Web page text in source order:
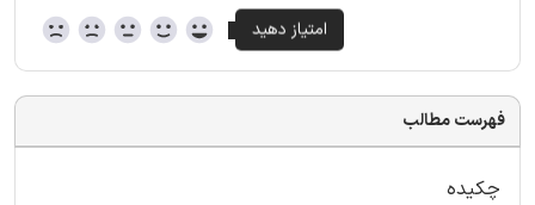
فهرست مطالب
چکیده